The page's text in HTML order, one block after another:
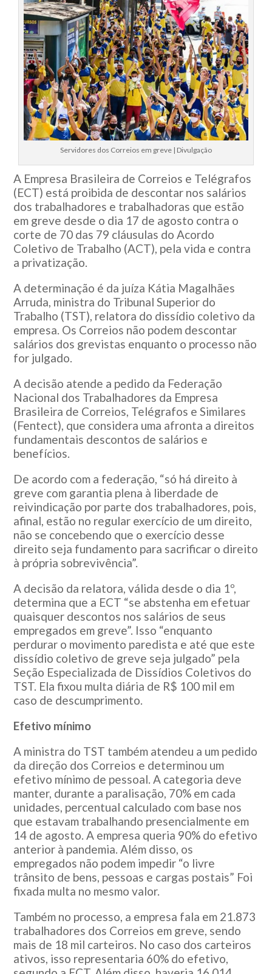
Servidores dos Correios em greve | Divulgação
A Empresa Brasileira de Correios e Telégrafos
(ECT) está proibida de descontar nos salários
dos trabalhadores e trabalhadoras que estão
em greve desde o dia 17 de agosto contra o
corte de 70 das 79 cláusulas do Acordo
Coletivo de Trabalho (ACT), pela vida e contra
a privatização.
A determinação é da juíza Kátia Magalhães
Arruda, ministra do Tribunal Superior do
Trabalho (TST), relatora do dissídio coletivo da
empresa. Os Correios não podem descontar
salários dos grevistas enquanto o processo não
for julgado.
A decisão atende a pedido da Federação
Nacional dos Trabalhadores da Empresa
Brasileira de Correios, Telégrafos e Similares
(Fentect), que considera uma afronta a direitos
fundamentais descontos de salários e
benefícios.
De acordo com a federação, “só há direito à
greve com garantia plena à liberdade de
reivindicação por parte dos trabalhadores, pois,
afinal, estão no regular exercício de um direito,
não se concebendo que o exercício desse
direito seja fundamento para sacrificar o direito
à própria sobrevivência”.
A decisão da relatora, válida desde o dia 1º,
determina que a ECT “se abstenha em efetuar
quaisquer descontos nos salários de seus
empregados em greve”. Isso “enquanto
perdurar o movimento paredista e até que este
dissídio coletivo de greve seja julgado” pela
Seção Especializada de Dissídios Coletivos do
TST. Ela fixou multa diária de R$ 100 mil em
caso de descumprimento.
Efetivo mínimo
A ministra do TST também atendeu a um pedido
da direção dos Correios e determinou um
efetivo mínimo de pessoal. A categoria deve
manter, durante a paralisação, 70% em cada
unidades, percentual calculado com base nos
que estavam trabalhando presencialmente em
14 de agosto. A empresa queria 90% do efetivo
anterior à pandemia. Além disso, os
empregados não podem impedir “o livre
trânsito de bens, pessoas e cargas postais” Foi
fixada multa no mesmo valor.
Também no processo, a empresa fala em 21.873
trabalhadores dos Correios em greve, sendo
mais de 18 mil carteiros. No caso dos carteiros
ativos, isso representaria 60% do efetivo,